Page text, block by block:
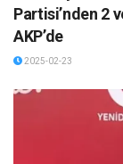
Partisi’nden 2
AKP’de
2025-02-23